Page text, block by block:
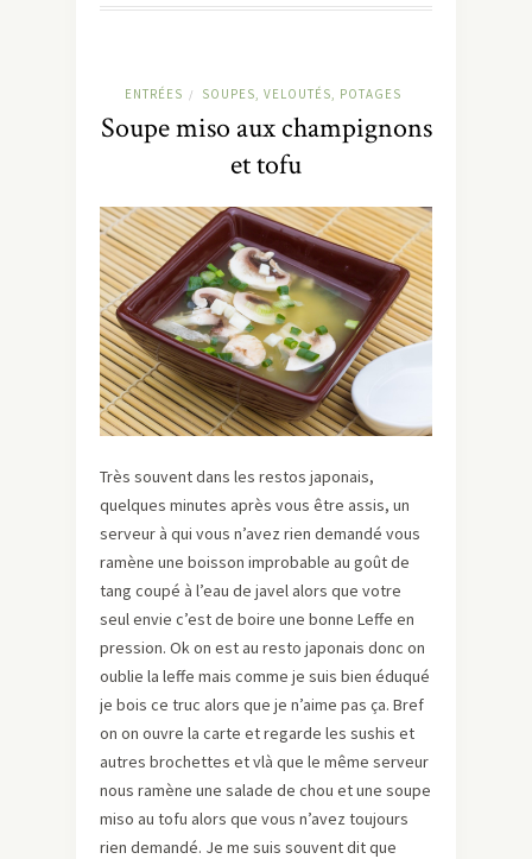
ENTRÉES / SOUPES, VELOUTÉS, POTAGES
Soupe miso aux champignons
et tofu
Très souvent dans les restos japonais,
quelques minutes après vous être assis, un
serveur à qui vous n’avez rien demandé vous
ramène une boisson improbable au goût de
tang coupé à l’eau de javel alors que votre
seul envie c’est de boire une bonne Leffe en
pression. Ok on est au resto japonais donc on
oublie la leffe mais comme je suis bien éduqué
je bois ce truc alors que je n’aime pas ça. Bref
on on ouvre la carte et regarde les sushis et
autres brochettes et vlà que le même serveur
nous ramène une salade de chou et une soupe
miso au tofu alors que vous n’avez toujours
rien demandé. Je me suis souvent dit que